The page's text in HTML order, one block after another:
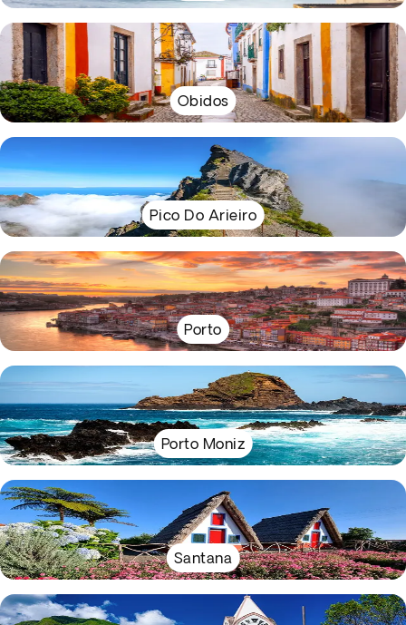
Obidos
Pico Do Arieiro
Porto
Porto Moniz
Santana